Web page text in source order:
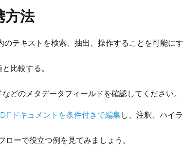
方法
テキストを検索、抽出、操作することを可能
比較する。
どのメタデータフィールドを確認してください。
ドキュメントを条件付きで編集し、注釈、ハイ
ーで役立つ例を見てみましょう。